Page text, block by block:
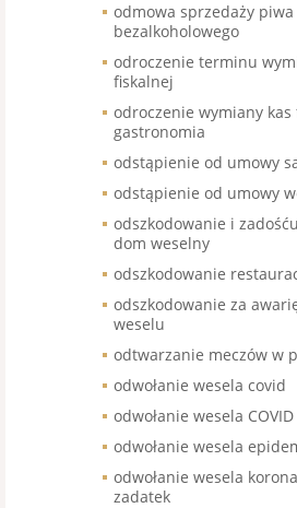
odmowa sprzedaży piwa
bezalkoholowego
odroczenie terminu
fiskalnej
odroczenie wymiany kas
gastronomia
odstąpienie od umowy
odstąpienie od umowy
odszkodowanie i
dom weselny
odszkodowanie
odszkodowanie za
weselu
odtwarzanie meczów w
odwołanie wesela covid
odwołanie wesela
odwołanie wesela
odwołanie wesela
zadatek